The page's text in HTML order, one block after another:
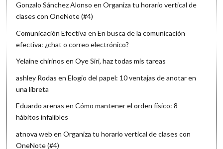
Gonzalo Sánchez Alonso enOrganiza tu horario vertical de
clases con OneNote (#4)
Comunicación Efectiva enEn busca de la comunicación
efectiva: ¿chat o correo electrónico?
Yelaine chirinos enOye Siri, haz todas mis tareas
ashley Rodas enElogio del papel: 10 ventajas de anotar en
una libreta
Eduardo arenas enCómo mantener el orden físico: 8
hábitos infalibles
atnova web enOrganiza tu horario vertical de clases con
OneNote (#4)